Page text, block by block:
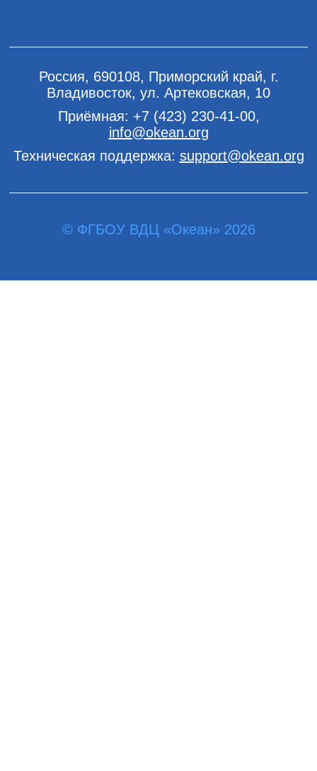
Россия, 690108, Приморский край, г.
Владивосток, ул. Артековская, 10
Приёмная: +7 (423) 230-41-00,
info@okean.org
Техническая поддержка: support@okean.org
© ФГБОУ ВДЦ «Океан» 2026